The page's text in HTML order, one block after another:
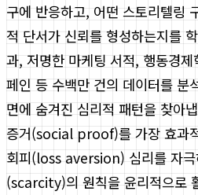
구에 반응하고, 어떤 스토리텔링
적 단서가 신뢰를 형성하는지를
과, 저명한 마케팅 서적, 행동경
페인 등 수백만 건의 데이터를 분
면에 숨겨진 심리적 패턴을 찾아
증거(social proof)를 가장 효과
회피(loss aversion) 심리를 자극
(scarcity)의 원칙을 윤리적으로